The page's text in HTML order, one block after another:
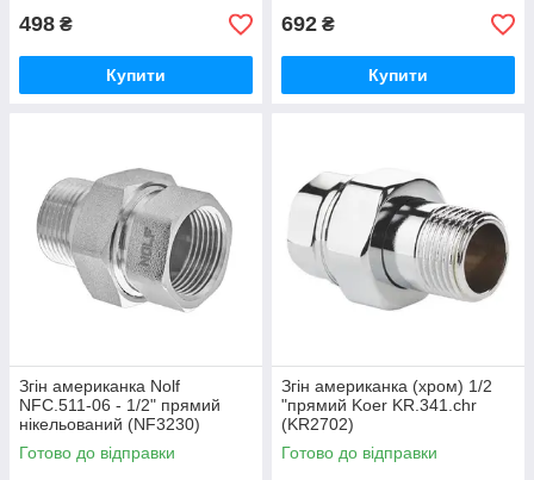
498 ₴
Купити
692 ₴
Купити
Згін американка Nolf
NFC.511-06 - 1/2" прямий
нікельований (NF3230)
Готово до відправки
Згін американка (хром) 1/2
"прямий Koer KR.341.chr
(KR2702)
Готово до відправки